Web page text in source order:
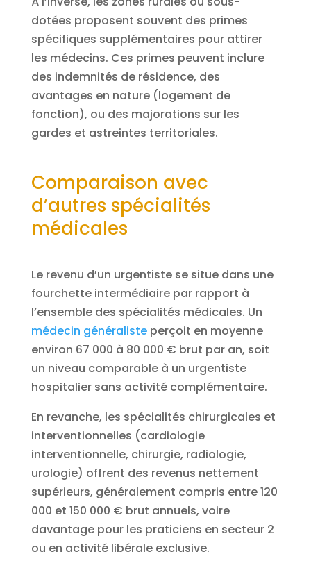
dotées proposent souvent des primes
spécifiques supplémentaires pour attirer
les médecins. Ces primes peuvent inclure
des indemnités de résidence, des
avantages en nature (logement de
fonction), ou des majorations sur les
gardes et astreintes territoriales.
Comparaison avec
d’autres spécialités
médicales
Le revenu d’un urgentiste se situe dans une
fourchette intermédiaire par rapport à
l’ensemble des spécialités médicales. Un
médecin généralisteperçoit en moyenne
environ 67 000 à 80 000 € brut par an, soit
un niveau comparable à un urgentiste
hospitalier sans activité complémentaire.
En revanche, les spécialités chirurgicales et
interventionnelles (cardiologie
interventionnelle, chirurgie, radiologie,
urologie) offrent des revenus nettement
supérieurs, généralement compris entre 120
000 et 150 000 € brut annuels, voire
davantage pour les praticiens en secteur 2
ou en activité libérale exclusive.